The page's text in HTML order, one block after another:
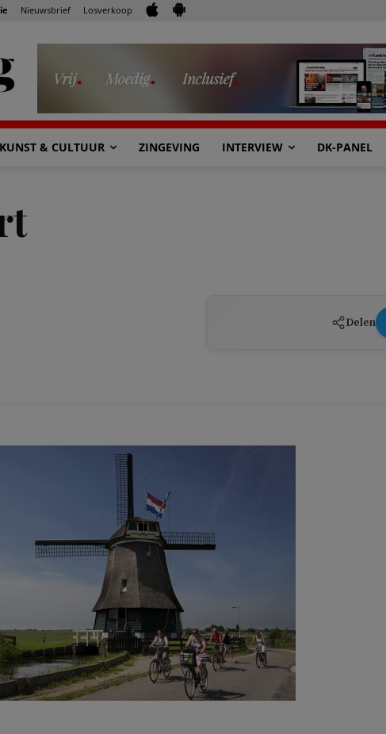
Nieuwsbrief Losverkoop
KUNST & CULTUUR ZINGEVING INTERVIEW DK-PANEL
Delen